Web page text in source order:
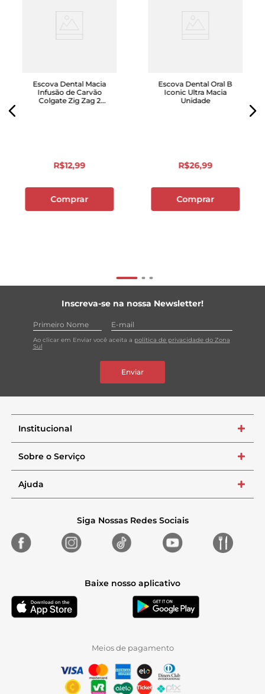
Escova Dental Macia
Infusão de Carvão
Colgate Zig Zag 2
R$12,99
Comprar
Escova Dental Oral B
Iconic Ultra Macia
Unidade
R$26,99
Comprar
Inscreva-se na nossa Newsletter!
Ao clicar em Enviar você aceita a política de privacidade do Zona
Sul
Enviar
Institucional +
Sobre o Serviço +
Ajuda +
Siga Nossas Redes Sociais
Baixe nosso aplicativo
Meios de pagamento